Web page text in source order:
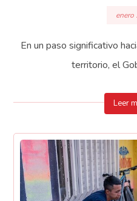
enero
En un paso significativo
territorio, el
Leer